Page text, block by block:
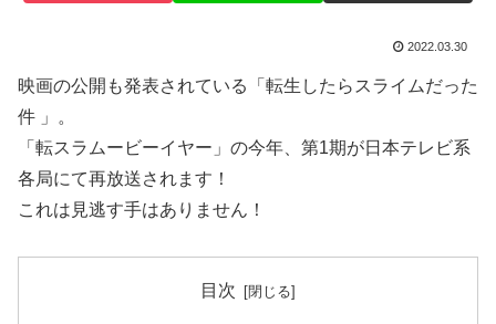
2022.03.30
映画の公開も発表されている「転生したらスライムだった
件 」。
「転スラムービーイヤー」の今年、第1期が日本テレビ系
各局にて再放送されます！
これは見逃す手はありません！
目次